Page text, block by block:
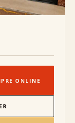
ONLINE